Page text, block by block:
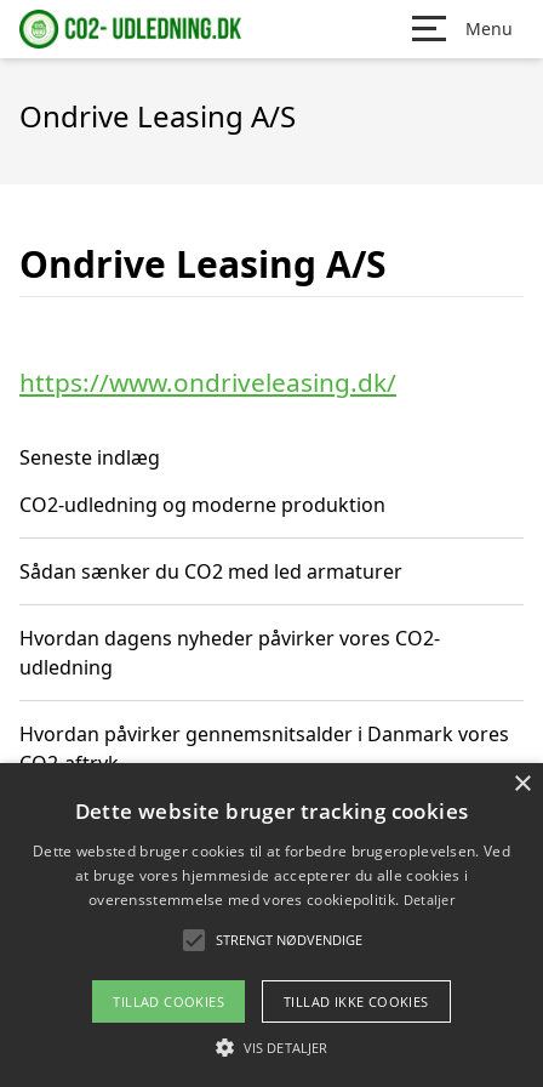
Menu
Ondrive Leasing A/S
Ondrive Leasing A/S
https://www.ondriveleasing.dk/
Seneste indlæg
CO2-udledning og moderne produktion
Sådan sænker du CO2 med led armaturer
Hvordan dagens nyheder påvirker vores CO2-
udledning
Hvordan påvirker gennemsnitsalder i Danmark vores
CO2-aftryk
Hvordan nyheder om CO2-udledning påvirker vores
hverdag
Om / kontakt
Blog Betingelser
×
Dette website bruger tracking cookies
Dette websted bruger cookies til at forbedre brugeroplevelsen. Ved
at bruge vores hjemmeside accepterer du alle cookies i
overensstemmelse med vores cookiepolitik. Detaljer
STRENGT NØDVENDIGE
TILLAD COOKIES TILLAD IKKE COOKIES
VIS DETALJER